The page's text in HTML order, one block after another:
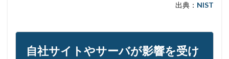
出典： NIST
自社サイトやサーバが影響を受け